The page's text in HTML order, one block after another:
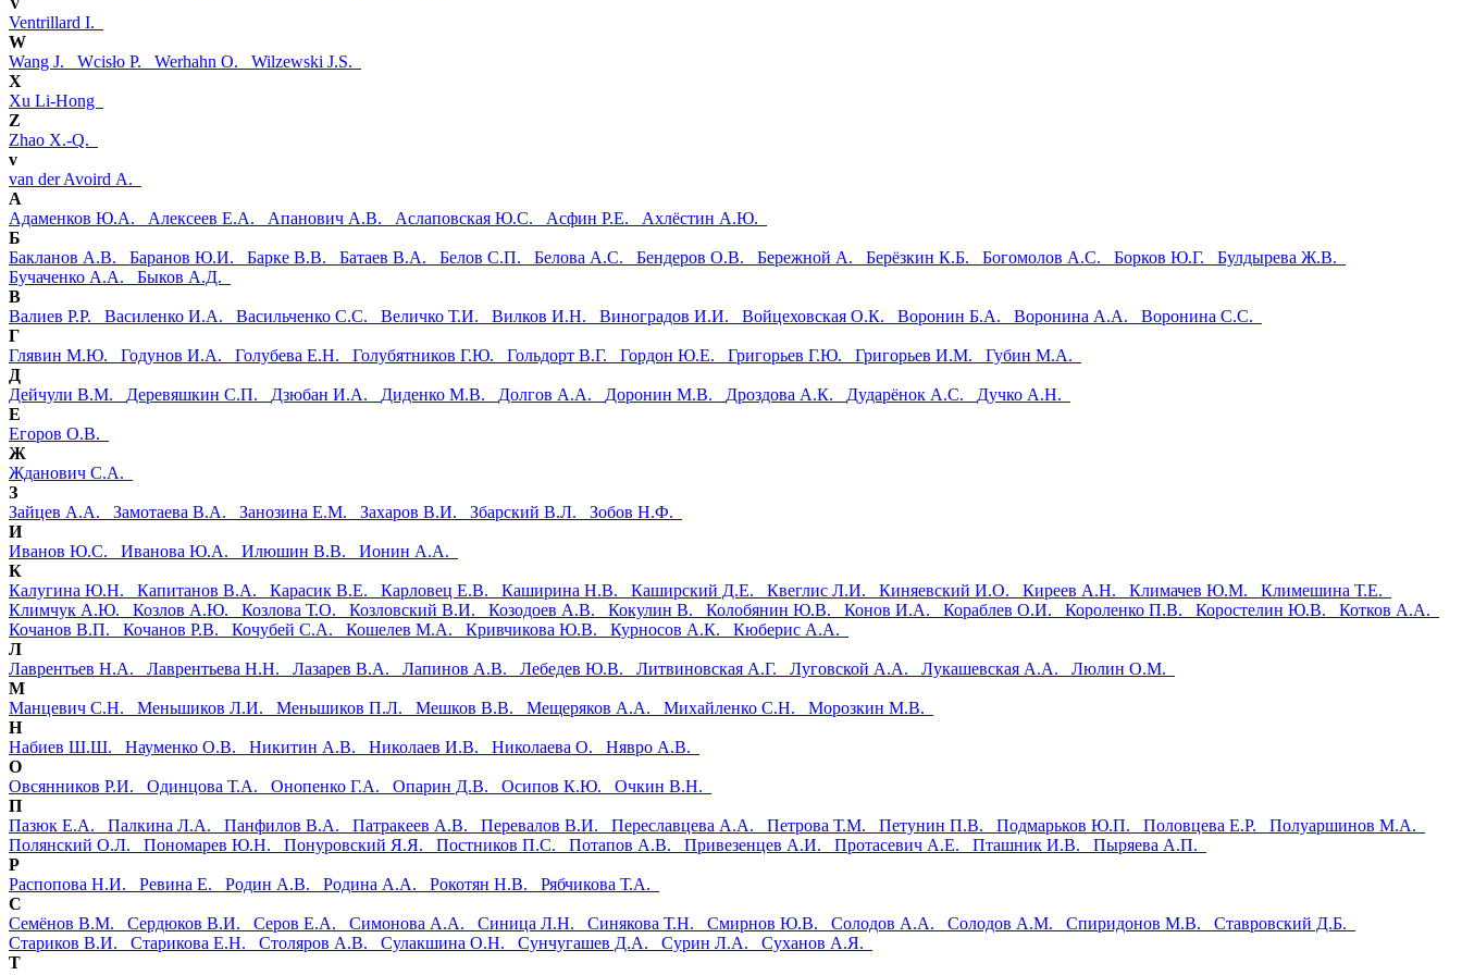
Ventrillard I.
W
Wang J. Wcisło P. Werhahn O. Wilzewski J.S.
X
Xu Li-Hong
Z
Zhao X.-Q.
v
van der Avoird A.
А
Адаменков Ю.А. Алексеев Е.А. Апанович А.В. Аслаповская Ю.С. Асфин Р.Е. Ахлёстин А.Ю.
Б
Бакланов А.В. Баранов Ю.И. Барке В.В. Батаев В.А. Белов С.П. Белова А.С. Бендеров О.В. Бережной А. Берёзкин К.Б. Богомолов А.С. Борков Ю.Г. Булдырева Ж.В.
Бучаченко А.А. Быков А.Д.
В
Валиев Р.Р. Василенко И.А. Васильченко С.С. Величко Т.И. Вилков И.Н. Виноградов И.И. Войцеховская О.К. Воронин Б.А. Воронина А.А. Воронина С.С.
Г
Глявин М.Ю. Годунов И.А. Голубева Е.Н. Голубятников Г.Ю. Гольдорт В.Г. Гордон Ю.Е. Григорьев Г.Ю. Григорьев И.М. Губин М.А.
Д
Дейчули В.М. Деревяшкин С.П. Дзюбан И.А. Диденко М.В. Долгов А.А. Доронин М.В. Дроздова А.К. Дударёнок А.С. Дучко А.Н.
Е
Егоров О.В.
Ж
Жданович С.А.
З
Зайцев А.А. Замотаева В.А. Занозина Е.М. Захаров В.И. Збарский В.Л. Зобов Н.Ф.
И
Иванов Ю.С. Иванова Ю.А. Илюшин В.В. Ионин А.А.
К
Калугина Ю.Н. Капитанов В.А. Карасик В.Е. Карловец Е.В. Каширина Н.В. Каширский Д.Е. Квеглис Л.И. Киняевский И.О. Киреев А.Н. Климачев Ю.М. Климешина Т.Е.
Климчук А.Ю. Козлов А.Ю. Козлова Т.О. Козловский В.И. Козодоев А.В. Кокулин В. Колобянин Ю.В. Конов И.А. Кораблев О.И. Короленко П.В. Коростелин Ю.В. Котков А.А.
Кочанов В.П. Кочанов Р.В. Кочубей С.А. Кошелев М.А. Кривчикова Ю.В. Курносов А.К. Кюберис А.А.
Л
Лаврентьев Н.А. Лаврентьева Н.Н. Лазарев В.А. Лапинов А.В. Лебедев Ю.В. Литвиновская А.Г. Луговской А.А. Лукашевская А.А. Люлин О.М.
М
Манцевич С.Н. Меньшиков Л.И. Меньшиков П.Л. Мешков В.В. Мещеряков А.А. Михайленко С.Н. Морозкин М.В.
Н
Набиев Ш.Ш. Науменко О.В. Никитин А.В. Николаев И.В. Николаева О. Нявро А.В.
О
Овсянников Р.И. Одинцова Т.А. Онопенко Г.А. Опарин Д.В. Осипов К.Ю. Очкин В.Н.
П
Пазюк Е.А. Палкина Л.А. Панфилов В.А. Патракеев А.В. Перевалов В.И. Переславцева А.А. Петрова Т.М. Петунин П.В. Подмарьков Ю.П. Половцева Е.Р. Полуаршинов М.А.
Полянский О.Л. Пономарев Ю.Н. Понуровский Я.Я. Постников П.С. Потапов А.В. Привезенцев А.И. Протасевич А.Е. Пташник И.В. Пыряева А.П.
Р
Распопова Н.И. Ревина Е. Родин А.В. Родина А.А. Рокотян Н.В. Рябчикова Т.А.
С
Семёнов В.М. Сердюков В.И. Серов Е.А. Симонова А.А. Синица Л.Н. Синякова Т.Н. Смирнов Ю.В. Солодов А.А. Солодов А.М. Спиридонов М.В. Ставровский Д.Б.
Стариков В.И. Старикова Е.Н. Столяров А.В. Сулакшина О.Н. Сунчугашев Д.А. Сурин Л.А. Суханов А.Я.
Т